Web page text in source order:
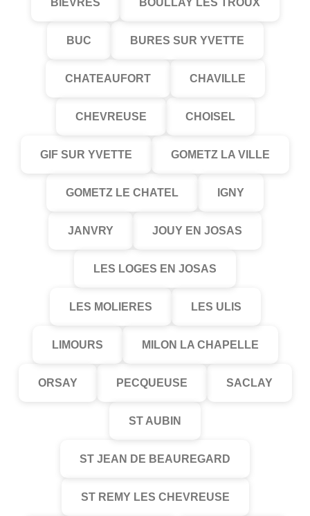
BIEVRES BOULLAY LES TROUX
BUC BURES SUR YVETTE
CHATEAUFORT CHAVILLE
CHEVREUSE CHOISEL
GIF SUR YVETTE GOMETZ LA VILLE
GOMETZ LE CHATEL IGNY
JANVRY JOUY EN JOSAS
LES LOGES EN JOSAS
LES MOLIERES LES ULIS
LIMOURS MILON LA CHAPELLE
ORSAY PECQUEUSE SACLAY
ST AUBIN
ST JEAN DE BEAUREGARD
ST REMY LES CHEVREUSE